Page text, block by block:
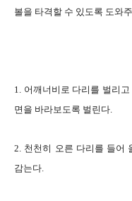
볼을 타격할 수 있도록 도와
1. 어깨너비로 다리를 벌리
면을 바라보도록 벌린다.
2. 천천히 오른 다리를 들어
감는다.